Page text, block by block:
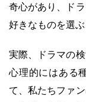
奇心があり、ド
好きなものを選ぶ
実際、ドラマの
心理的にはある
て、私たちファ